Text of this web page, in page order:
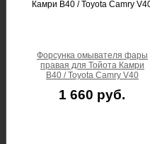
Форсунка омывателя фары
правая для Тойота Камри
В40 / Toyota Camry V40
1 660 руб.